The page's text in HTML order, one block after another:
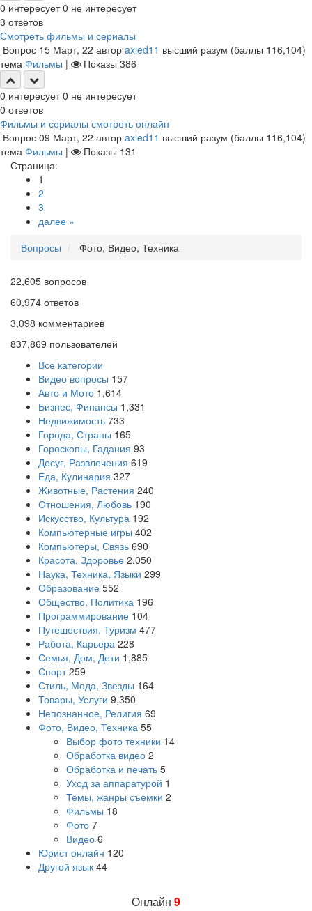
0 интересует 0 не интересует
3 ответов
Смотреть фильмы и сериалы
Вопрос 15 Март, 22 автор axied11 высший разум (баллы 116,104)
тема Фильмы | Показы 386
0 интересует 0 не интересует
0 ответов
Фильмы и сериалы смотреть онлайн
Вопрос 09 Март, 22 автор axied11 высший разум (баллы 116,104)
тема Фильмы | Показы 131
Страница:
1
2
3
далее »
Вопросы
Фото, Видео, Техника
22,605 вопросов
60,974 ответов
3,098 комментариев
837,869 пользователей
Все категории
Видео вопросы 157
Авто и Мото 1,614
Бизнес, Финансы 1,331
Недвижимость 733
Города, Страны 165
Гороскопы, Гадания 93
Досуг, Развлечения 619
Еда, Кулинария 327
Животные, Растения 240
Отношения, Любовь 190
Искусство, Культура 192
Компьютерные игры 402
Компьютеры, Связь 690
Красота, Здоровье 2,050
Наука, Техника, Языки 299
Образование 552
Общество, Политика 196
Программирование 104
Путешествия, Туризм 477
Работа, Карьера 228
Семья, Дом, Дети 1,885
Спорт 259
Стиль, Мода, Звезды 164
Товары, Услуги 9,350
Непознанное, Религия 69
Фото, Видео, Техника 55
Выбор фото техники 14
Обработка видео 2
Обработка и печать 5
Уход за аппаратурой 1
Темы, жанры съемки 2
Фильмы 18
Фото 7
Видео 6
Юрист онлайн 120
Другой язык 44
Онлайн 9